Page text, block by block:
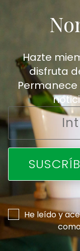
Hazte
disfruta
He leído y